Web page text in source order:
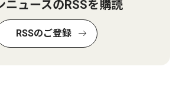
ニュースのRSSを購読
RSSのご登録